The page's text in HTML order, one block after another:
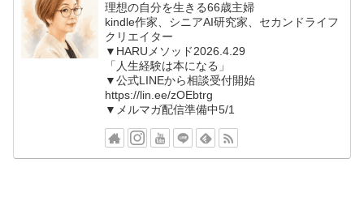
理想の自分を生きる66歳主婦
kindle作家、シニアAI研究家、セカンドライフ
クリエイター
▼HARUメソッド2026.4.29
「人生経験は本になる」
▼公式LINEから相談受付開始
https://lin.ee/zOEbtrg
▼メルマガ配信準備中5/1